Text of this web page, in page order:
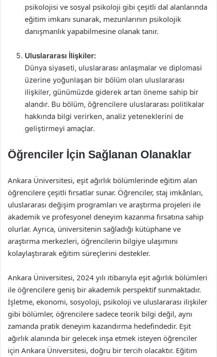
psikolojisi ve sosyal psikoloji gibi çeşitli dal alanlarında
eğitim imkanı sunarak, mezunlarının psikolojik
danışmanlık yapabilmesine olanak tanır.
Uluslararası İlişkiler:
Dünya siyaseti, uluslararası anlaşmalar ve diplomasi
üzerine yoğunlaşan bir bölüm olan uluslararası
ilişkiler, günümüzde giderek artan öneme sahip bir
alandır. Bu bölüm, öğrencilere uluslararası politikalar
hakkında bilgi verirken, analiz yeteneklerini de
geliştirmeyi amaçlar.
Öğrenciler İçin Sağlanan Olanaklar
Ankara Üniversitesi, eşit ağırlık bölümlerinde eğitim alan
öğrencilere çeşitli fırsatlar sunar. Öğrenciler, staj imkânları,
uluslararası değişim programları ve araştırma projeleri ile
akademik ve profesyonel deneyim kazanma fırsatına sahip
olurlar. Ayrıca, üniversitenin sağladığı kütüphane ve
araştırma merkezleri, öğrencilerin bilgiye ulaşımını
kolaylaştırarak eğitim süreçlerini destekler.
Ankara Üniversitesi, 2024 yılı itibarıyla eşit ağırlık bölümleri
ile öğrencilere geniş bir akademik perspektif sunmaktadır.
İşletme, ekonomi, sosyoloji, psikoloji ve uluslararası ilişkiler
gibi bölümler, öğrencilere sadece teorik bilgi değil, aynı
zamanda pratik deneyim kazandırma hedefindedir. Eşit
ağırlık alanında bir gelecek inşa etmek isteyen öğrenciler
için Ankara Üniversitesi, doğru bir tercih olacaktır. Eğitim